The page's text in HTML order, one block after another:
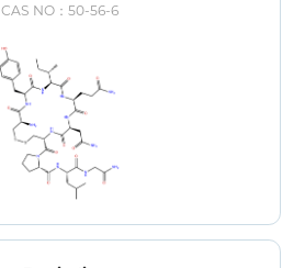
CAS NO：50-56-6